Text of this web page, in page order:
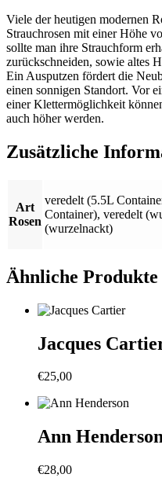
Viele der heutigen modernen
Strauchrosen mit einer Höhe
sollte man ihre Strauchform
zurückschneiden, sowie altes
Ein Ausputzen fördert die
einen sonnigen Standort. Vor
einer Klettermöglichkeit
auch höher werden.
Zusätzliche
Art
Rosen
veredelt (5.5L
Container), veredelt
(wurzelnackt)
Ähnliche Produkte
Jacques
€25,00
Ann
€28,00